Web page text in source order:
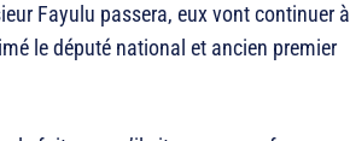
Fayulu passera, eux vont continuer à
le député national et ancien premier